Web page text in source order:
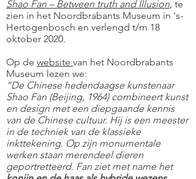
Shao Fan – Between truth and Illusion, te
zien in het Noordbrabants Museum in 's-
Hertogenbosch en verlengd t/m 18
oktober 2020.
Op de website van het Noordbrabants
Museum lezen we:
“De Chinese hedendaagse kunstenaar
Shao Fan (Beijing, 1964) combineert kunst
en design met een diepgaande kennis
van de Chinese cultuur. Hij is een meester
in de techniek van de klassieke
inkttekening. Op zijn monumentale
werken staan merendeel dieren
geportretteerd. Fan ziet met name het